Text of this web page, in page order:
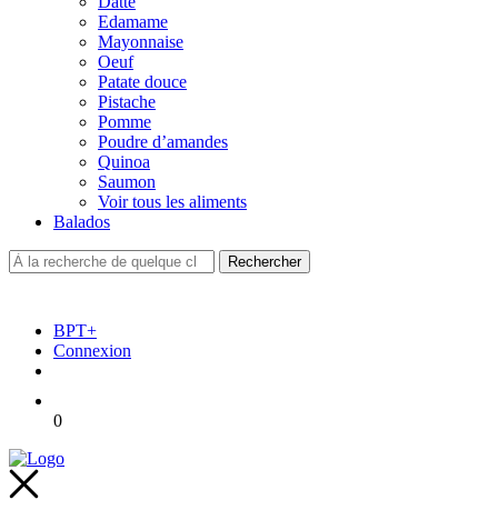
Edamame
Mayonnaise
Oeuf
Patate douce
Pistache
Pomme
Poudre d’amandes
Quinoa
Saumon
Voir tous les aliments
Balados
BPT+
Connexion
0